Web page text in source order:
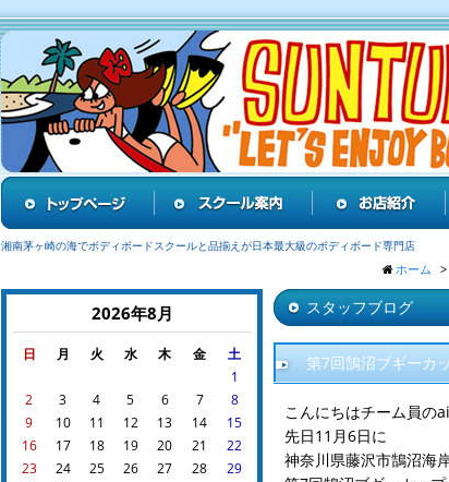
湘南茅ヶ崎の海でボディボードスクールと品揃えが日本最大級のボディボード専門店
ホーム
スタッフブログ
第7回鵠沼ブギーカ
こんにちはチーム員のai
先日11月6日に
神奈川県藤沢市鵠沼海
2026年8月
日 月 火 水 木 金 土
1
2
3 4 5 6 7
8
9
10 11 12 13 14
15
16
17 18 19 20 21
22
23
24 25 26 27 28
29